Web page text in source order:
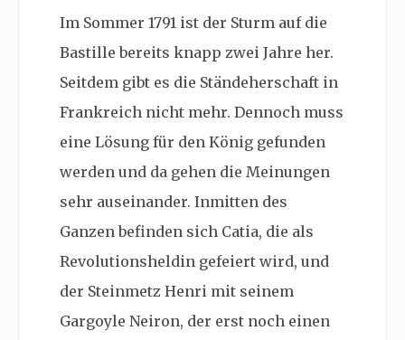
Im Sommer 1791 ist der Sturm auf die
Bastille bereits knapp zwei Jahre her.
Seitdem gibt es die Ständeherschaft in
Frankreich nicht mehr. Dennoch muss
eine Lösung für den König gefunden
werden und da gehen die Meinungen
sehr auseinander. Inmitten des
Ganzen befinden sich Catia, die als
Revolutionsheldin gefeiert wird, und
der Steinmetz Henri mit seinem
Gargoyle Neiron, der erst noch einen